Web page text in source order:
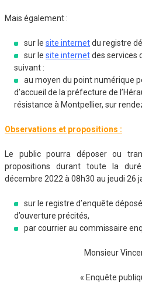
Mais également :
sur le site internetdu registre
sur le site internetdes services
suivant :
au moyen du point numérique
d’accueil de la préfecture de
résistance à Montpellier, sur
Observations et propositions :
Le public pourra déposer ou
propositions durant toute la
décembre 2022 à 08h30 au jeudi 26
sur le registre d’enquête
d’ouverture précités,
par courrier au commissaire
Monsieur
« Enquête